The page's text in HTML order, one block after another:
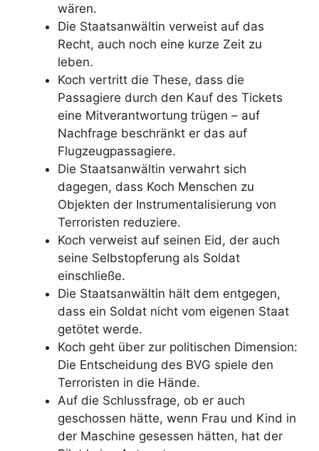
wären.
Die Staatsanwältin verweist auf das
Recht, auch noch eine kurze Zeit zu
leben.
Koch vertritt die These, dass die
Passagiere durch den Kauf des Tickets
eine Mitverantwortung trügen – auf
Nachfrage beschränkt er das auf
Flugzeugpassagiere.
Die Staatsanwältin verwahrt sich
dagegen, dass Koch Menschen zu
Objekten der Instrumentalisierung von
Terroristen reduziere.
Koch verweist auf seinen Eid, der auch
seine Selbstopferung als Soldat
einschließe.
Die Staatsanwältin hält dem entgegen,
dass ein Soldat nicht vom eigenen Staat
getötet werde.
Koch geht über zur politischen Dimension:
Die Entscheidung des BVG spiele den
Terroristen in die Hände.
Auf die Schlussfrage, ob er auch
geschossen hätte, wenn Frau und Kind in
der Maschine gesessen hätten, hat der